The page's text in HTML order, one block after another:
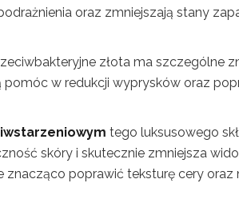
oraz zmniejszają stany
złota ma szczególne
w redukcji wyprysków oraz
tego luksusowego
skóry i skutecznie zmniejsza
poprawić teksturę cery oraz